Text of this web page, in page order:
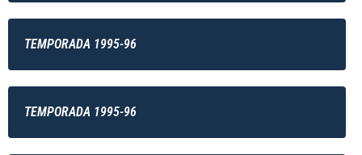
TEMPORADA 1995-96
TEMPORADA 1995-96